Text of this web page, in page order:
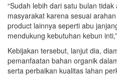
“Sudah lebih dari satu bulan
masyarakat karena sesuai
product lainnya seperti abu
mendukung kebutuhan kebun
Kebijakan tersebut, lanjut dia,
pemanfaatan bahan organik
serta perbaikan kualitas lahan